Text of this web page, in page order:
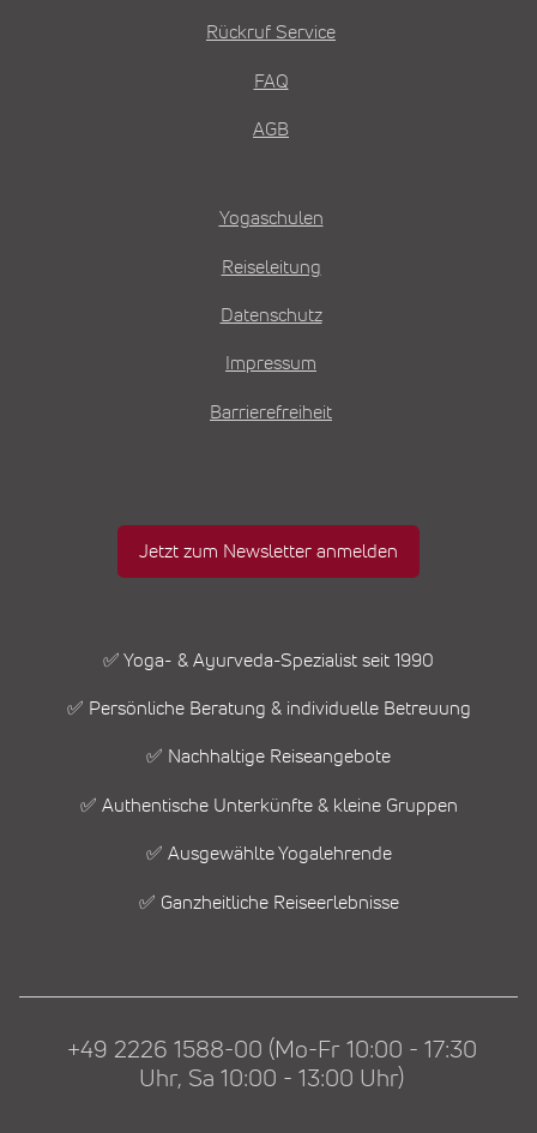
Rückruf Service
FAQ
AGB
Yogaschulen
Reiseleitung
Datenschutz
Impressum
Barrierefreiheit
Jetzt zum Newsletter anmelden
✅ Yoga- & Ayurveda-Spezialist seit 1990
✅ Persönliche Beratung & individuelle Betreuung
✅ Nachhaltige Reiseangebote
✅ Authentische Unterkünfte & kleine Gruppen
✅ Ausgewählte Yogalehrende
✅ Ganzheitliche Reiseerlebnisse
+49 2226 1588-00 (Mo-Fr 10:00 - 17:30
Uhr, Sa 10:00 - 13:00 Uhr)